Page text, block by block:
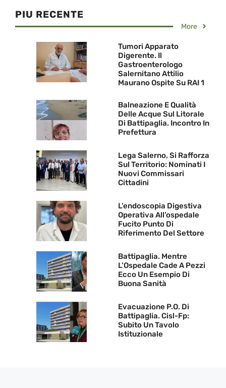
PIU RECENTE
More
Tumori Apparato
Digerente. Il
Gastroenterologo
Salernitano Attilio
Maurano Ospite Su RAI 1
Balneazione E Qualità
Delle Acque Sul Litorale
Di Battipaglia. Incontro In
Prefettura
Lega Salerno, Si Rafforza
Sul Territorio: Nominati I
Nuovi Commissari
Cittadini
L’endoscopia Digestiva
Operativa All’ospedale
Fucito Punto Di
Riferimento Del Settore
Battipaglia. Mentre
L’Ospedale Cade A Pezzi
Ecco Un Esempio Di
Buona Sanità
Evacuazione P.O. Di
Battipaglia. Cisl-Fp:
Subito Un Tavolo
Istituzionale